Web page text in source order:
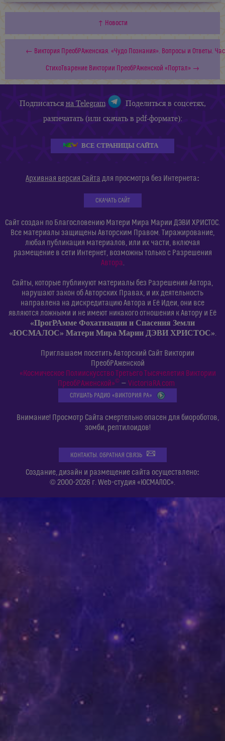
↑ Новости
← Виктория ПреобРАженская. «Чудо Познания». Вопросы и Ответы.
СтихоТварение Виктории ПреобРАженской «Портал» →
Подписатьсяна Telegram
Поделиться в соцсетях,
разпечатать (или скачать в pdf-формате):
ВСЕ СТРАНИЦЫ САЙТА
Архивная версия Сайта для просмотра без Интернета:
СКАЧАТЬ САЙТ
Сайт создан по Благословению Матери Мира Марии ДЭВИ ХРИСТОС.
Все материалы защищены Авторским Правом. Тиражирование,
любая публикация материалов, или их части, включая
размещение в сети Интернет, возможны только с Разрешения
Автора.
Сайты, которые публикуют материалы без Разрешения Автора,
нарушают закон об Авторских Правах, и их деятельность
направлена на дискредитацию Автора и Её Идеи, они все
являются ложными и не имеют никакого отношения к Автору и Её
«ПрогРАмме Фохатизации и Спасения Земли
«ЮСМАЛОС» Матери Мира Марии ДЭВИ ХРИСТОС».
Приглашаем посетить Авторский Сайт Виктории
ПреобРАженской
«Космическое Полиискусство Третьего Тысячелетия Виктории
ПреобРАженской»©— VictoriaRA.com
СЛУШАТЬ РАДИО «ВИКТОРИЯ РА»
Внимание! Просмотр Сайта смертельно опасен для биороботов,
зомби, рептилоидов!
КОНТАКТЫ. ОБРАТНАЯ СВЯЗЬ
Создание, дизайн и размещение сайта осуществлено:
© 2000-2026 г. Web-студия «ЮСМАЛОС».